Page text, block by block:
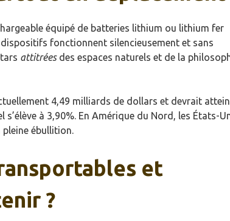
équipé de batteries lithium ou lithium fer
fonctionnent silencieusement et sans
attitréesdes espaces naturels et de la
4,49 milliards de dollars et devrait
à 3,90%. En Amérique du Nord, les États-
ébullition.
et
?